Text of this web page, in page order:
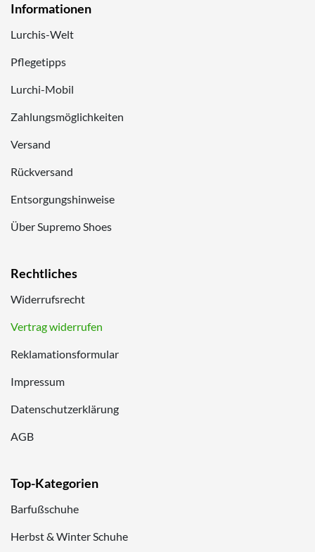
Informationen
Lurchis-Welt
Pflegetipps
Lurchi-Mobil
Zahlungsmöglichkeiten
Versand
Rückversand
Entsorgungshinweise
Über Supremo Shoes
Rechtliches
Widerrufsrecht
Vertrag widerrufen
Reklamationsformular
Impressum
Datenschutzerklärung
AGB
Top-Kategorien
Barfußschuhe
Herbst & Winter Schuhe